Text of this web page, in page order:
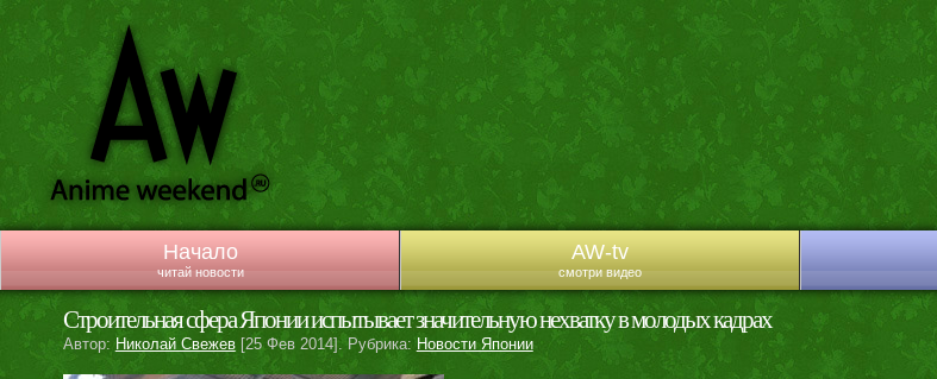
Начало
читай новости
AW-tv
смотри видео
Строительная сфера Японии испытывает значительную нехватку в молодых кадрах
Автор: Николай Свежев[25 Фев 2014]. Рубрика: Новости Японии